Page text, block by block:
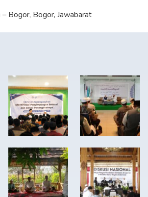
Bogor, Bogor, Jawabarat